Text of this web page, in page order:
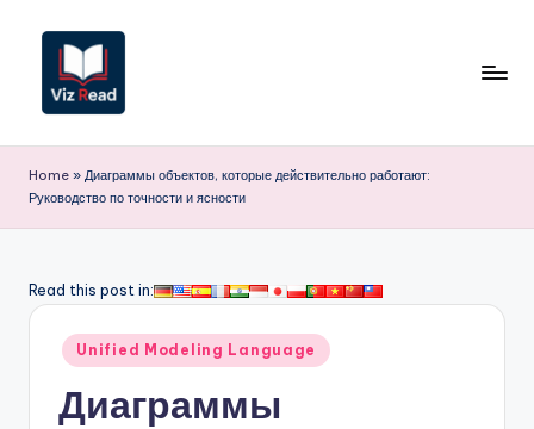
Перейти
содержимому
iz
R
a
Home » Диаграммы объектов, которые действительно работают:
Руководство по точности и ясности
Read this post in:
Опубликовано
Unified Modeling Language
Диаграммы